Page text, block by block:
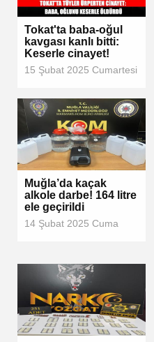
Tokat'ta baba-oğul
kavgası kanlı bitti:
Keserle cinayet!
15 Şubat 2025 Cumartesi
Muğla’da kaçak
alkole darbe! 164 litre
ele geçirildi
14 Şubat 2025 Cuma